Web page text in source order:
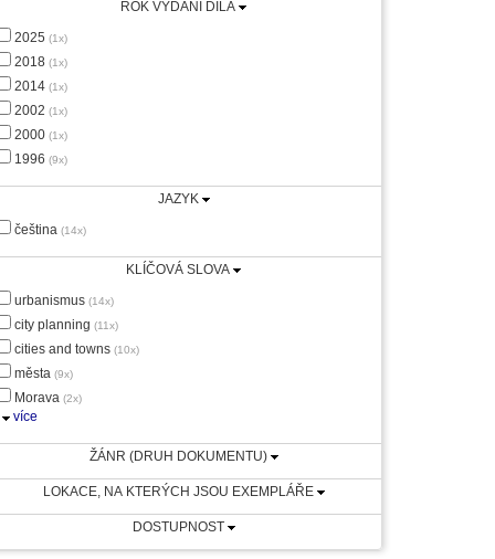
ROK VYDÁNÍ DÍLA
2025 (1x)
2018 (1x)
2014 (1x)
2002 (1x)
2000 (1x)
1996 (9x)
JAZYK
čeština (14x)
KLÍČOVÁ SLOVA
urbanismus (14x)
city planning (11x)
cities and towns (10x)
města (9x)
Morava (2x)
více
ŽÁNR (DRUH DOKUMENTU)
LOKACE, NA KTERÝCH JSOU EXEMPLÁŘE
DOSTUPNOST